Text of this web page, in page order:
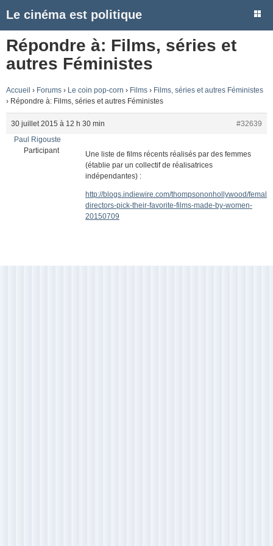
Le cinéma est politique
Répondre à: Films, séries et
autres Féministes
Accueil › Forums › Le coin pop-corn › Films › Films, séries et autres Féministes
› Répondre à: Films, séries et autres Féministes
30 juillet 2015 à 12 h 30 min
#32639
Paul Rigouste
Participant
Une liste de films récents réalisés par des femmes
(établie par un collectif de réalisatrices
indépendantes) :
http://blogs.indiewire.com/thompsononhollywood/female-
directors-pick-their-favorite-films-made-by-women-
20150709